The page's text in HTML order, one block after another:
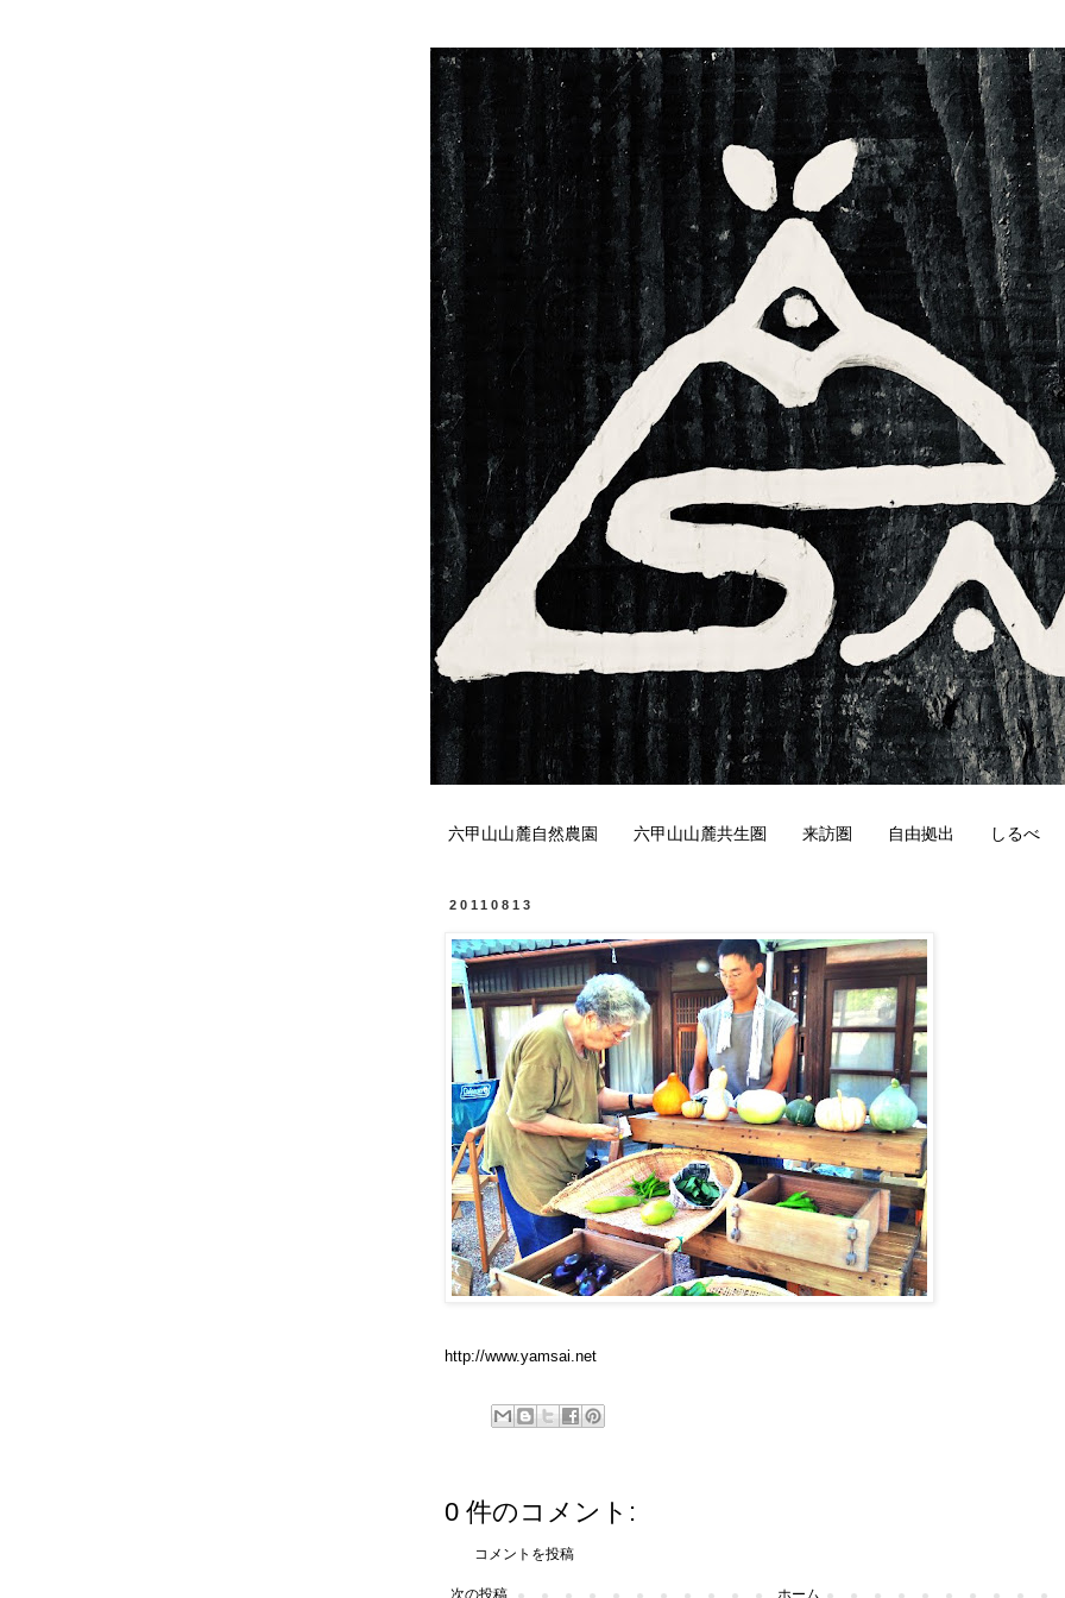
六甲山山麓自然農園 六甲山山麓共生圏 来訪圏 自由拠出 しるべ
20110813
http://www.yamsai.net
0 件のコメント:
コメントを投稿
次の投稿
ホーム